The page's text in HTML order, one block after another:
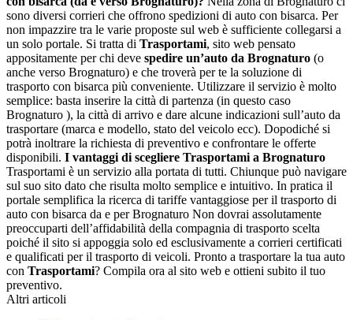
sono diversi corrieri che offrono spedizioni di auto con bisarca. Per
non impazzire tra le varie proposte sul web è sufficiente collegarsi a
un solo portale. Si tratta di Trasportami, sito web pensato
appositamente per chi deve spedire un’auto da Brognaturo (o
anche verso Brognaturo) e che troverà per te la soluzione di
trasporto con bisarca più conveniente. Utilizzare il servizio è molto
semplice: basta inserire la città di partenza (in questo caso
Brognaturo ), la città di arrivo e dare alcune indicazioni sull’auto da
trasportare (marca e modello, stato del veicolo ecc). Dopodiché si
potrà inoltrare la richiesta di preventivo e confrontare le offerte
disponibili. I vantaggi di scegliere Trasportami a Brognaturo
Trasportami è un servizio alla portata di tutti. Chiunque può navigare
sul suo sito dato che risulta molto semplice e intuitivo. In pratica il
portale semplifica la ricerca di tariffe vantaggiose per il trasporto di
auto con bisarca da e per Brognaturo Non dovrai assolutamente
preoccuparti dell’affidabilità della compagnia di trasporto scelta
poiché il sito si appoggia solo ed esclusivamente a corrieri certificati
e qualificati per il trasporto di veicoli. Pronto a trasportare la tua auto
con Trasportami? Compila ora al sito web e ottieni subito il tuo
preventivo.
Altri articoli